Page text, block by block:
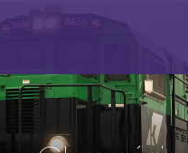
principal